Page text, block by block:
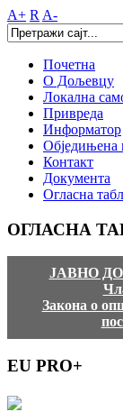
A+ R A-
Почетна
О Дољевцу
Локална
Привреда
Информатор
Обједињена
Контакт
Документа
Огласна
ОГЛАСНА
ЈАВНО
Закона о
EU PRO+